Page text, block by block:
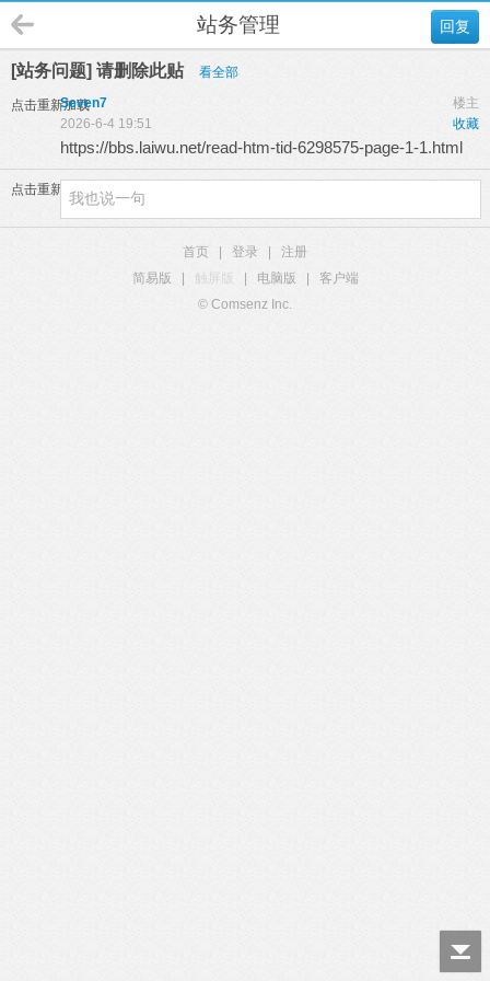
回复
站务管理
[站务问题] 请删除此贴 看全部
点击重新加载 楼主
Seven7
收藏
2026-6-4 19:51
https://bbs.laiwu.net/read-htm-tid-6298575-page-1-1.html
点击重新加载
首页 登录
注册
简易版
触屏版 电脑版
客户端
© Comsenz Inc.